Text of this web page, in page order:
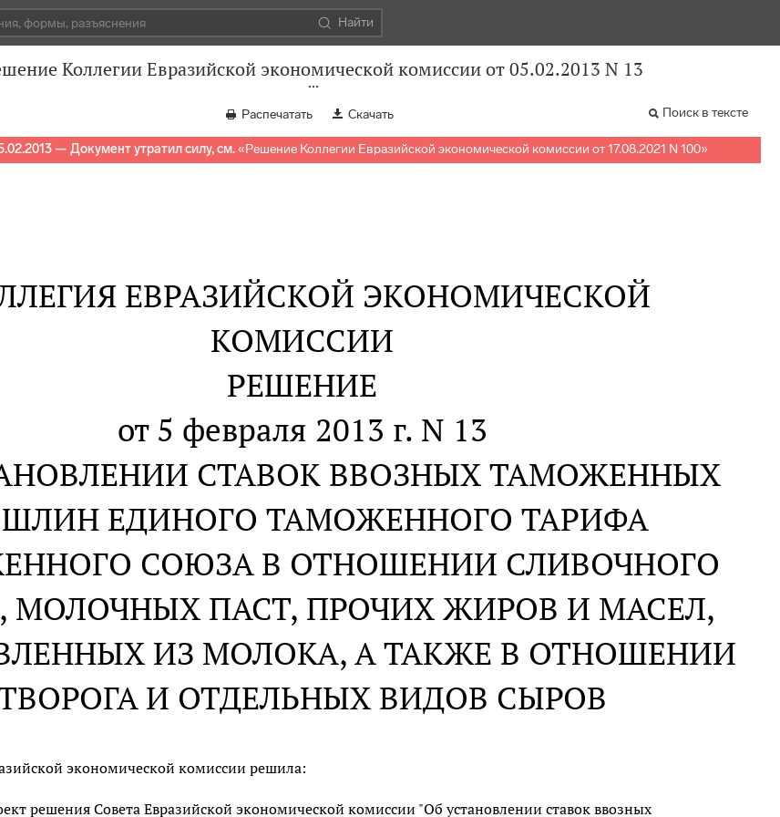
Найти
Коллегии Евразийской экономической комиссии от 05.02.2013 N 13
Распечатать Скачать Поиск в тексте
— Документ утратил силу, см.«Решение Коллегии Евразийской экономической комиссии от 17.08.2021 N 100»
ЕВРАЗИЙСКОЙ ЭКОНОМИЧЕСКОЙ
КОМИССИИ
РЕШЕНИЕ
от 5 февраля 2013 г. N 13
СТАВОК ВВОЗНЫХ ТАМОЖЕННЫХ
ЕДИНОГО ТАМОЖЕННОГО ТАРИФА
СОЮЗА В ОТНОШЕНИИ СЛИВОЧНОГО
МОЛОЧНЫХ ПАСТ, ПРОЧИХ ЖИРОВ И МАСЕЛ,
ИЗ МОЛОКА, А ТАКЖЕ В ОТНОШЕНИИ
И ОТДЕЛЬНЫХ ВИДОВ СЫРОВ
экономической комиссии решила:
решения Совета Евразийской экономической комиссии "Об установлении ставок ввозных